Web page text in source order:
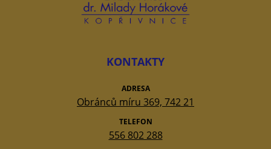
KONTAKTY
ADRESA
Obránců míru 369, 742 21
TELEFON
556 802 288